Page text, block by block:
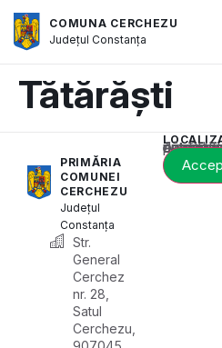
COMUNA CERCHEZU
JudețulConstanța
Tătărăști
PRIMĂRIA
COMUNEI
CERCHEZU
Județul
Constanța
Str.
General
Cerchez
nr. 28,
Satul
Cerchezu,
Acest conținut este blocat până când acceptați categoria corespunzătoare de cookie-uri.